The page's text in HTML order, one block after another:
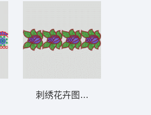
边条带状 水溶条码网布花边
刺绣花卉图案装饰带 条带状